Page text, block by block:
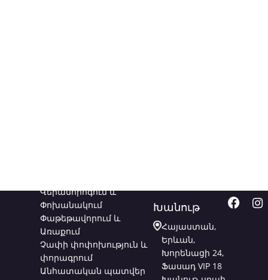
Վերանորոգում և
Փոխանակում
Փաթեթավորում և
Առաքում
Չափի փոփոխություն և
փորագրում
Անհատական պատվեր
Խանութ
Հայաստան,
Երևան,
Խորենացի 24,
Ֆասադ VIP 18